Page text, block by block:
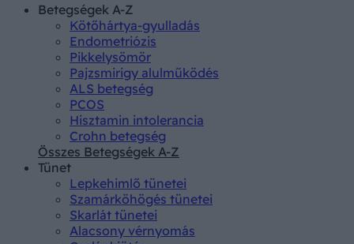
Betegségek A-Z
Kötőhártya-gyulladás
Endometriózis
Pikkelysömör
Pajzsmirigy alulműködés
ALS betegség
PCOS
Hisztamin intolerancia
Crohn betegség
Összes Betegségek A-Z
Tünet
Lepkehimlő tünetei
Szamárköhögés tünetei
Skarlát tünetei
Alacsony vérnyomás